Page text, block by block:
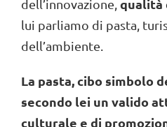
dell’innovazione, qualità
lui parliamo di pasta,
dell’ambiente.
La pasta, cibo simbolo
secondo lei un valido
culturale e di